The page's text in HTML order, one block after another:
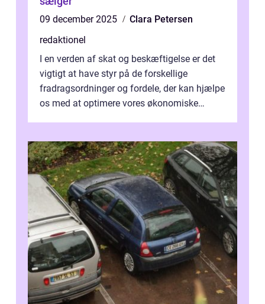
09 december 2025
Clara Petersen
redaktionel
I en verden af skat og beskæftigelse er det
vigtigt at have styr på de forskellige
fradragsordninger og fordele, der kan hjælpe
os med at optimere vores økonomiske